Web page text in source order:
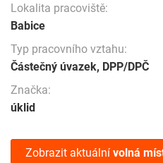
Lokalita pracoviště:
Babice
Typ pracovního vztahu:
Částečný úvazek, DPP/DPČ
Značka:
úklid
Zobrazit aktuální volná